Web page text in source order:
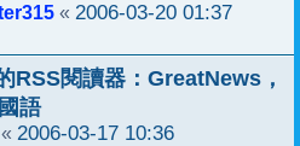
« 2006-03-20 01:37
RSS閱讀器：GreatNews，
語
« 2006-03-17 10:36